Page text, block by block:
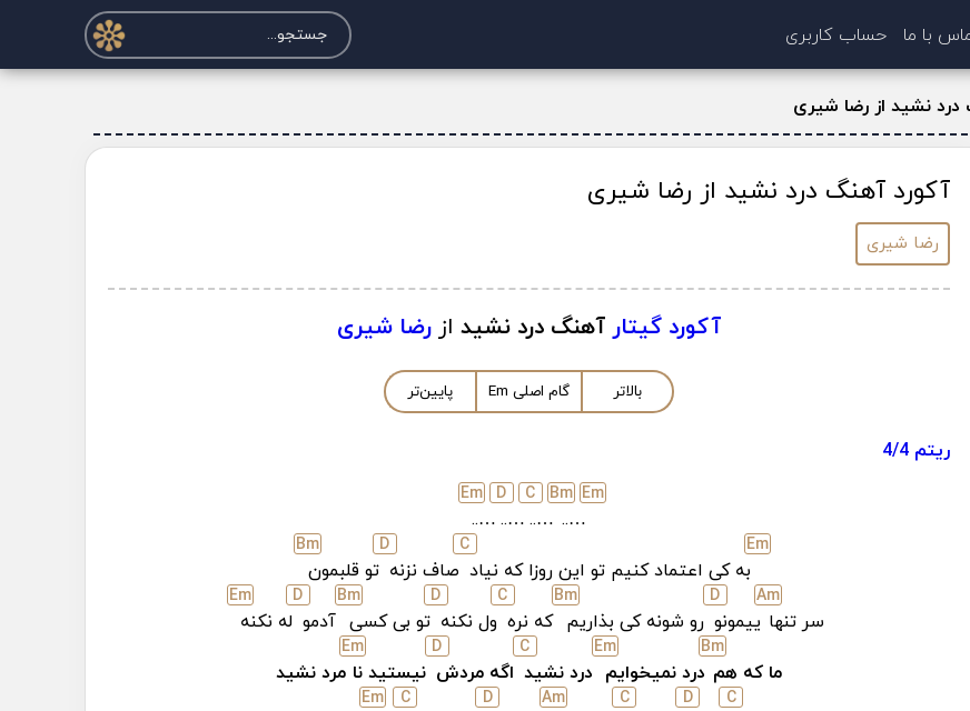
با ما حساب کاربری
درد نشید از رضا شیری
آکورد آهنگ درد نشید از رضا شیری
رضا شیری
آکورد گیتار آهنگ درد نشید ازرضا شیری
بالاتر گام اصلی Em پایین‌تر
ریتم 4/4
Em
…..
Bm
…..
C
…..
D
…..
Em
Em
به کی اعتماد کنیم تو این روزا که نیاد
C
صاف نزنه
D
تو قلبمون
Bm
سر تنها
Am
ییمونو
D
رو شونه کی بذاریم
Bm
که نره
C
ول نکنه
D
تو بی کسی
Bm
آدمو
D
له نکنه
Em
ما که هم
Bm
درد نمیخوایم
Em
درد نشید
C
اگه مردش
D
نیستید نا
Em
مرد نشید
C
D
C
Am
D
C
Em